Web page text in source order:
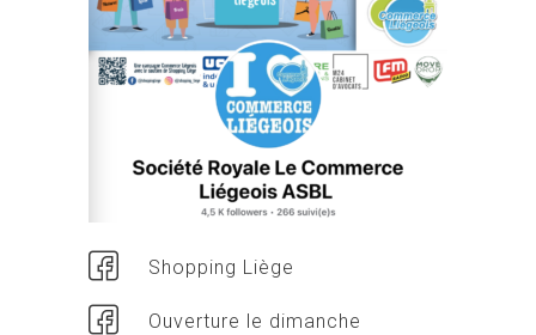
Shopping Liège
Ouverture le dimanche